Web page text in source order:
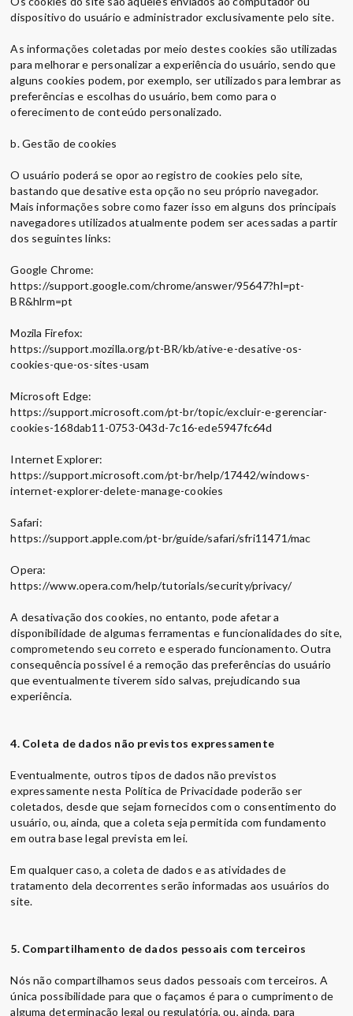
dispositivo do usuário e administrador exclusivamente pelo site.
As informações coletadas por meio destes cookies são utilizadas
para melhorar e personalizar a experiência do usuário, sendo que
alguns cookies podem, por exemplo, ser utilizados para lembrar as
preferências e escolhas do usuário, bem como para o
oferecimento de conteúdo personalizado.
b. Gestão de cookies
O usuário poderá se opor ao registro de cookies pelo site,
bastando que desative esta opção no seu próprio navegador.
Mais informações sobre como fazer isso em alguns dos principais
navegadores utilizados atualmente podem ser acessadas a partir
dos seguintes links:
Google Chrome:
https://support.google.com/chrome/answer/95647?hl=pt-
BR&hlrm=pt
Mozila Firefox:
https://support.mozilla.org/pt-BR/kb/ative-e-desative-os-
cookies-que-os-sites-usam
Microsoft Edge:
https://support.microsoft.com/pt-br/topic/excluir-e-gerenciar-
cookies-168dab11-0753-043d-7c16-ede5947fc64d
Internet Explorer:
https://support.microsoft.com/pt-br/help/17442/windows-
internet-explorer-delete-manage-cookies
Safari:
https://support.apple.com/pt-br/guide/safari/sfri11471/mac
Opera:
https://www.opera.com/help/tutorials/security/privacy/
A desativação dos cookies, no entanto, pode afetar a
disponibilidade de algumas ferramentas e funcionalidades do site,
comprometendo seu correto e esperado funcionamento. Outra
consequência possível é a remoção das preferências do usuário
que eventualmente tiverem sido salvas, prejudicando sua
experiência.
4. Coleta de dados não previstos expressamente
Eventualmente, outros tipos de dados não previstos
expressamente nesta Política de Privacidade poderão ser
coletados, desde que sejam fornecidos com o consentimento do
usuário, ou, ainda, que a coleta seja permitida com fundamento
em outra base legal prevista em lei.
Em qualquer caso, a coleta de dados e as atividades de
tratamento dela decorrentes serão informadas aos usuários do
site.
5. Compartilhamento de dados pessoais com terceiros
Nós não compartilhamos seus dados pessoais com terceiros. A
única possibilidade para que o façamos é para o cumprimento de
alguma determinação legal ou regulatória, ou, ainda, para